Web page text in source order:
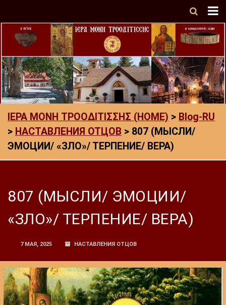
ΙΕΡΑ ΜΟΝΗ ΤΡΟΟΔΙΤΙΣΣΗΣ (HOME) > Blog-RU
> НАСТАВЛЕНИЯ ОТЦОВ > 807 (МЫСЛИ/
ЭМОЦИИ/ «ЗЛО»/ ТЕРПЕНИЕ/ ВЕРА)
807 (МЫСЛИ/ ЭМОЦИИ/
«ЗЛО»/ ТЕРПЕНИЕ/ ВЕРА)
7 МАЯ, 2025 НАСТАВЛЕНИЯ ОТЦОВ